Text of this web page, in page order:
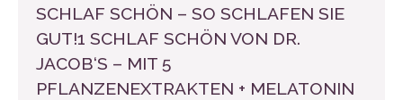
SCHLAF SCHÖN – SO SCHLAFEN SIE
GUT!1 SCHLAF SCHÖN VON DR.
JACOB‘S – MIT 5
PFLANZENEXTRAKTEN + MELATONIN